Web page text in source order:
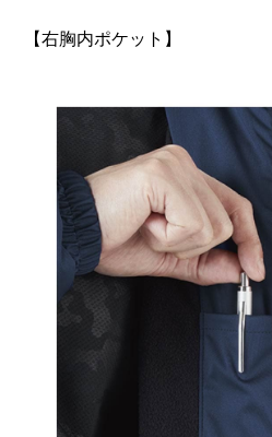
【右胸内ポケット】